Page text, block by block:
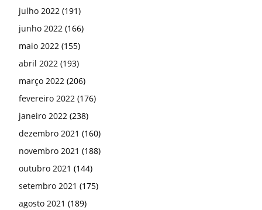
julho 2022 (191)
junho 2022 (166)
maio 2022 (155)
abril 2022 (193)
março 2022 (206)
fevereiro 2022 (176)
janeiro 2022 (238)
dezembro 2021 (160)
novembro 2021 (188)
outubro 2021 (144)
setembro 2021 (175)
agosto 2021 (189)